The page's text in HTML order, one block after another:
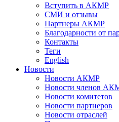
Вступить в АКМР
СМИ и отзывы
Партнеры АКМР
Благодарности от
Контакты
Теги
English
Новости
Новости АКМР
Новости членов
Новости комитетов
Новости партнеров
Новости отраслей